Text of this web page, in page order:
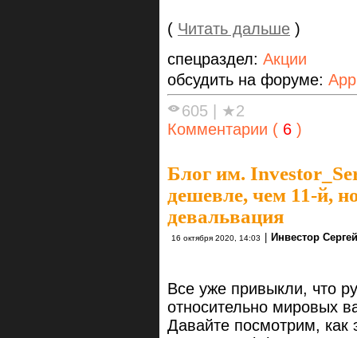
( Читать дальше )
спецраздел: Акции
обсудить на форуме:
605
★2
Комментарии ( 6 )
Блог им.
дешевле, чем 11-й,
девальвация
16 октября 2020, 14:03 Инвестор Сергей
Все уже привыкли, что
относительно мировых
Давайте посмотрим, как